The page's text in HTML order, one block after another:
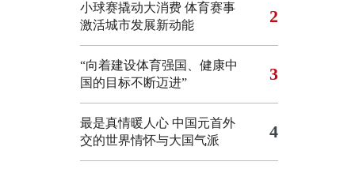
小球赛撬动大消费 体育赛事
激活城市发展新动能
2
“向着建设体育强国、健康中
国的目标不断迈进”
3
最是真情暖人心 中国元首外
交的世界情怀与大国气派
4